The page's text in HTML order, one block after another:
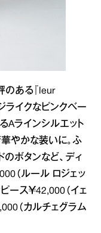
のある『leur
ライクなピンクベー
Aラインシルエット
やかな装いに。ふ
ボタンなど、ディ
（ルール ロジェッ
ース￥42,000（イェ
（カルチェグラム